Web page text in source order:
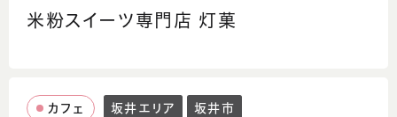
米粉スイーツ専門店 灯菓
カフェ 坂井エリア 坂井市